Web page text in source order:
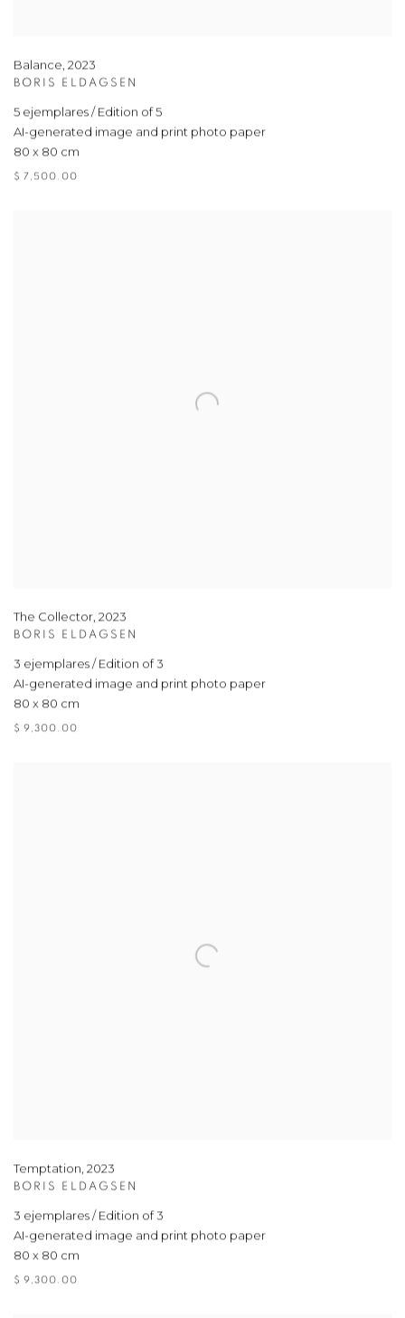
Balance, 2023
BORIS ELDAGSEN
5 ejemplares / Edition of 5
AI-generated image and print photo paper
80 x 80 cm
$ 7,500.00
The Collector, 2023
BORIS ELDAGSEN
3 ejemplares / Edition of 3
AI-generated image and print photo paper
80 x 80 cm
$ 9,300.00
Temptation, 2023
BORIS ELDAGSEN
3 ejemplares / Edition of 3
AI-generated image and print photo paper
80 x 80 cm
$ 9,300.00